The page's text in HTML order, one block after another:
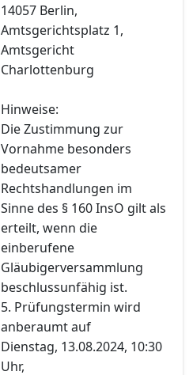
14057 Berlin,
Amtsgerichtsplatz 1,
Amtsgericht
Charlottenburg
Hinweise:
Die Zustimmung zur
Vornahme besonders
bedeutsamer
Rechtshandlungen im
Sinne des § 160 InsO gilt als
erteilt, wenn die
einberufene
Gläubigerversammlung
beschlussunfähig ist.
5. Prüfungstermin wird
anberaumt auf
Dienstag, 13.08.2024, 10:30
Uhr,